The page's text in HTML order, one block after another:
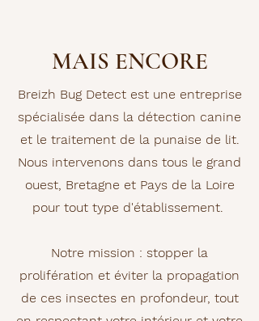
MAIS ENCORE
Breizh Bug Detect est une entreprise
spécialisée dans la détection canine
et le traitement de la punaise de lit.
Nous intervenons dans tous le grand
ouest, Bretagne et Pays de la Loire
pour tout type d'établissement.
Notre mission : stopper la
prolifération et éviter la propagation
de ces insectes en profondeur, tout